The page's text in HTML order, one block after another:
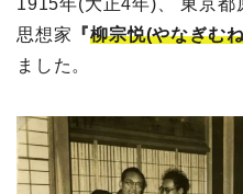
1915年(大正4年)、 東京都
思想家 『柳宗悦(やなぎむ
ました。